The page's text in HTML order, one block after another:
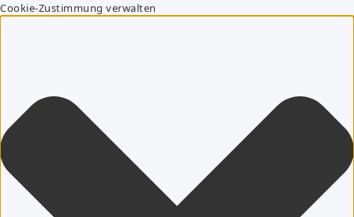
Cookie-Zustimmung verwalten